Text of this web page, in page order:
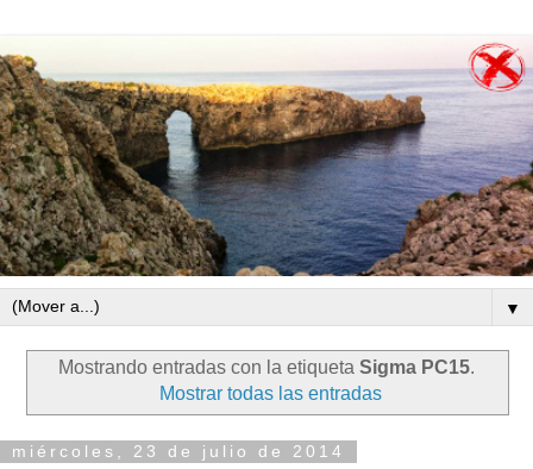
▼
Mostrando entradas con la etiqueta Sigma PC15.
Mostrar todas las entradas
miércoles, 23 de julio de 2014